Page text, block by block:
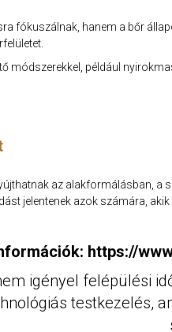
fókuszálnak, hanem a bőr
módszerekkel, például
az alakformálásban,
jelentenek azok számára,
https://
igényel felépülési
testkezelés,